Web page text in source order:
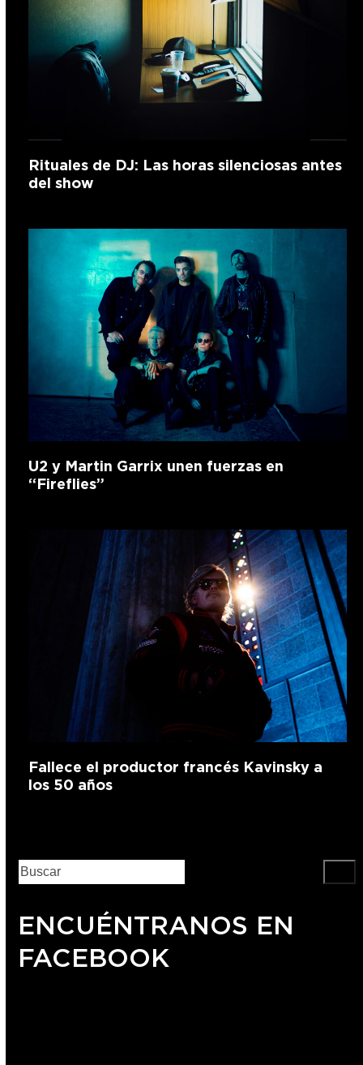
Rituales de DJ: Las horas silenciosas antes
del show
U2 y Martin Garrix unen fuerzas en
“Fireflies”
Fallece el productor francés Kavinsky a
los 50 años
ENCUÉNTRANOS EN
FACEBOOK